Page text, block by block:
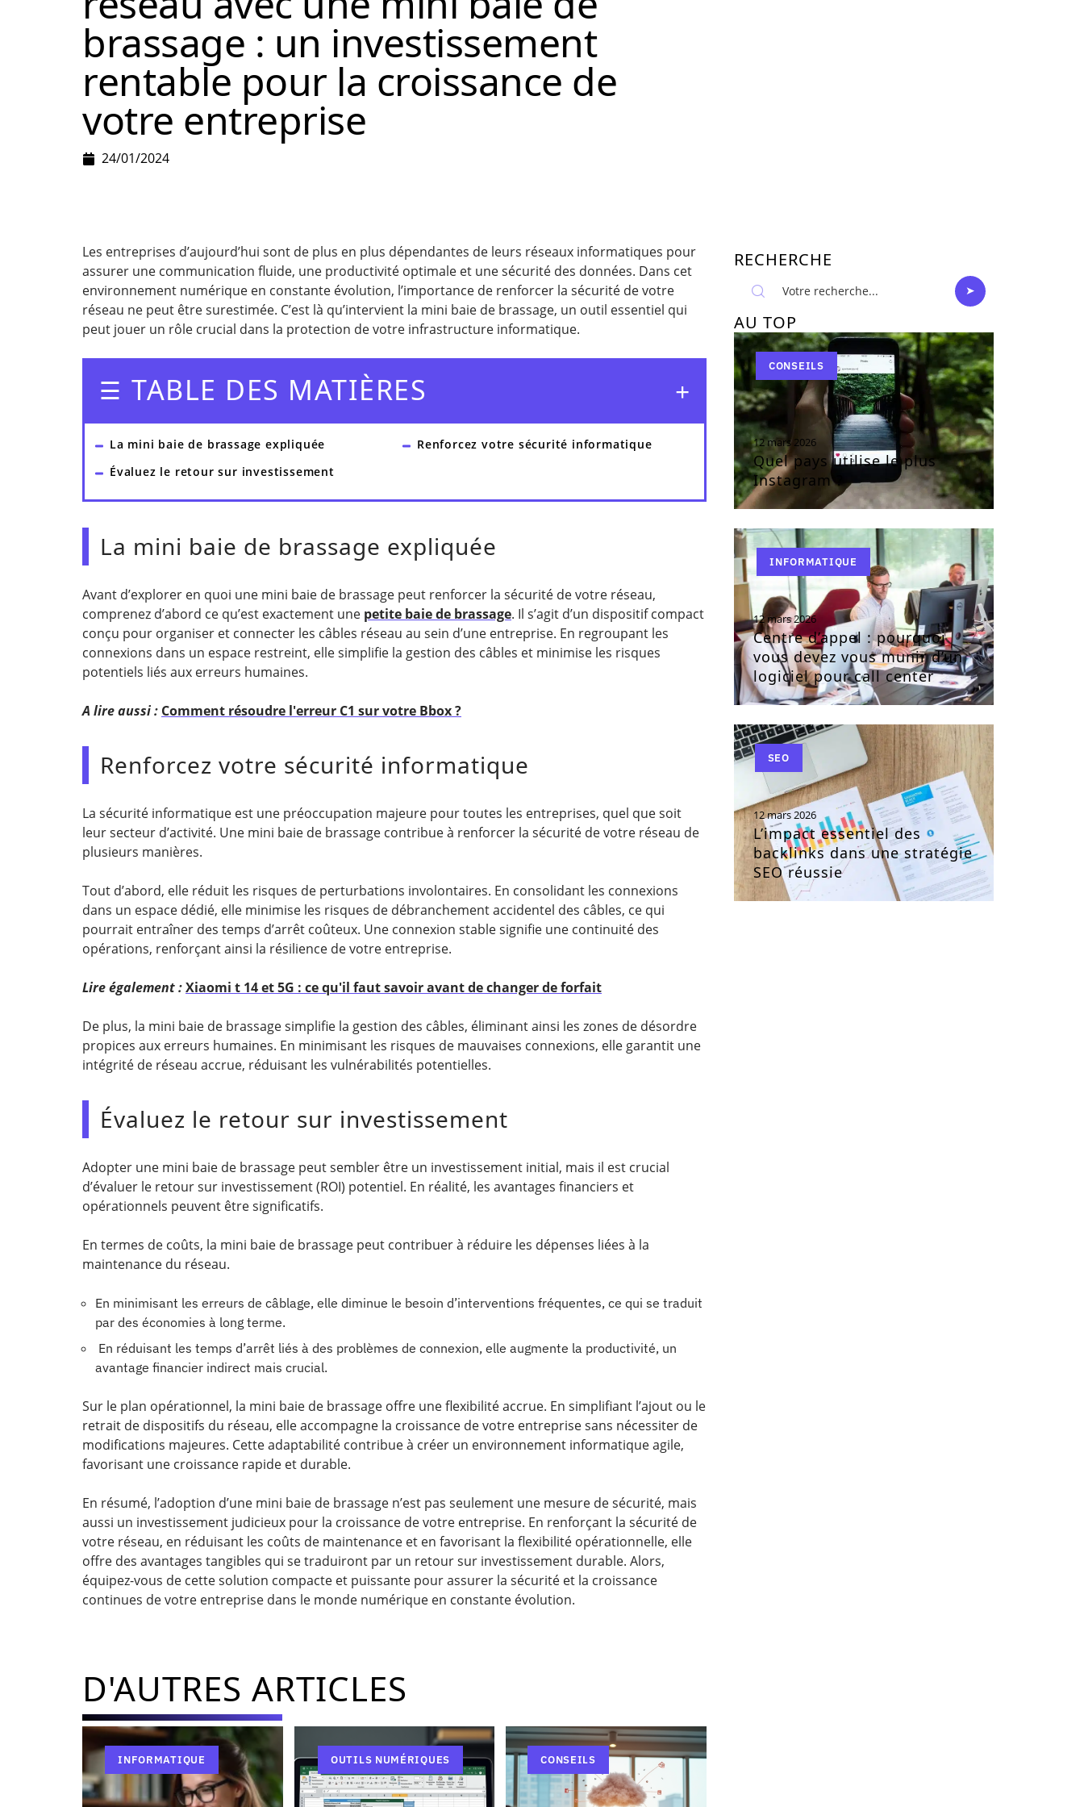
brassage : un investissement
rentable pour la croissance de
votre entreprise
24/01/2024
Les entreprises d’aujourd’hui sont de plus en plus dépendantes de leurs réseaux informatiques pour
assurer une communication fluide, une productivité optimale et une sécurité des données. Dans cet
environnement numérique en constante évolution, l’importance de renforcer la sécurité de votre
réseau ne peut être surestimée. C’est là qu’intervient la mini baie de brassage, un outil essentiel qui
peut jouer un rôle crucial dans la protection de votre infrastructure informatique.
TABLE DES MATIÈRES
La mini baie de brassage expliquée
Renforcez votre sécurité informatique
Évaluez le retour sur investissement
La mini baie de brassage expliquée
Avant d’explorer en quoi une mini baie de brassage peut renforcer la sécurité de votre réseau,
comprenez d’abord ce qu’est exactement une petite baie de brassage. Il s’agit d’un dispositif compact
conçu pour organiser et connecter les câbles réseau au sein d’une entreprise. En regroupant les
connexions dans un espace restreint, elle simplifie la gestion des câbles et minimise les risques
potentiels liés aux erreurs humaines.
A lire aussi : Comment résoudre l'erreur C1 sur votre Bbox ?
Renforcez votre sécurité informatique
La sécurité informatique est une préoccupation majeure pour toutes les entreprises, quel que soit
leur secteur d’activité. Une mini baie de brassage contribue à renforcer la sécurité de votre réseau de
plusieurs manières.
Tout d’abord, elle réduit les risques de perturbations involontaires. En consolidant les connexions
dans un espace dédié, elle minimise les risques de débranchement accidentel des câbles, ce qui
pourrait entraîner des temps d’arrêt coûteux. Une connexion stable signifie une continuité des
opérations, renforçant ainsi la résilience de votre entreprise.
Lire également :Xiaomi t 14 et 5G : ce qu'il faut savoir avant de changer de forfait
De plus, la mini baie de brassage simplifie la gestion des câbles, éliminant ainsi les zones de désordre
propices aux erreurs humaines. En minimisant les risques de mauvaises connexions, elle garantit une
intégrité de réseau accrue, réduisant les vulnérabilités potentielles.
Évaluez le retour sur investissement
Adopter une mini baie de brassage peut sembler être un investissement initial, mais il est crucial
d’évaluer le retour sur investissement (ROI) potentiel. En réalité, les avantages financiers et
opérationnels peuvent être significatifs.
En termes de coûts, la mini baie de brassage peut contribuer à réduire les dépenses liées à la
maintenance du réseau.
En minimisant les erreurs de câblage, elle diminue le besoin d’interventions fréquentes, ce qui se traduit
par des économies à long terme.
En réduisant les temps d’arrêt liés à des problèmes de connexion, elle augmente la productivité, un
avantage financier indirect mais crucial.
Sur le plan opérationnel, la mini baie de brassage offre une flexibilité accrue. En simplifiant l’ajout ou le
retrait de dispositifs du réseau, elle accompagne la croissance de votre entreprise sans nécessiter de
modifications majeures. Cette adaptabilité contribue à créer un environnement informatique agile,
favorisant une croissance rapide et durable.
En résumé, l’adoption d’une mini baie de brassage n’est pas seulement une mesure de sécurité, mais
aussi un investissement judicieux pour la croissance de votre entreprise. En renforçant la sécurité de
votre réseau, en réduisant les coûts de maintenance et en favorisant la flexibilité opérationnelle, elle
offre des avantages tangibles qui se traduiront par un retour sur investissement durable. Alors,
équipez-vous de cette solution compacte et puissante pour assurer la sécurité et la croissance
continues de votre entreprise dans le monde numérique en constante évolution.
D'AUTRES ARTICLES
INFORMATIQUE OUTILS NUMÉRIQUES CONSEILS
RECHERCHE
AU TOP
CONSEILS
12 mars 2026
Quel pays utilise le plus
Instagram ?
INFORMATIQUE
12 mars 2026
Centre d’appel : pourquoi
vous devez vous munir d’un
logiciel pour call center
SEO
12 mars 2026
L’impact essentiel des
backlinks dans une stratégie
SEO réussie